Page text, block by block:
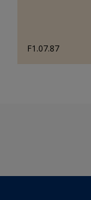
F1.07.87